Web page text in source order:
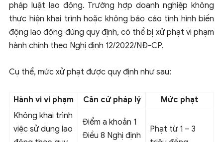
pháp luật lao động. Trường hợp doanh nghiệp không
thực hiện khai trình hoặc không báo cáo tình hình biến
động lao động đúng quy định, có thể bị xử phạt vi phạm
hành chính theo Nghị định 12/2022/NĐ-CP.
Cụ thể, mức xử phạt được quy định như sau:
Hành vi vi phạm Căn cứ pháp lý
Mức phạt
Không khai trình
việc sử dụng lao
Điểm a khoản 1
Điều 8 Nghị định
Phạt từ 1 – 3